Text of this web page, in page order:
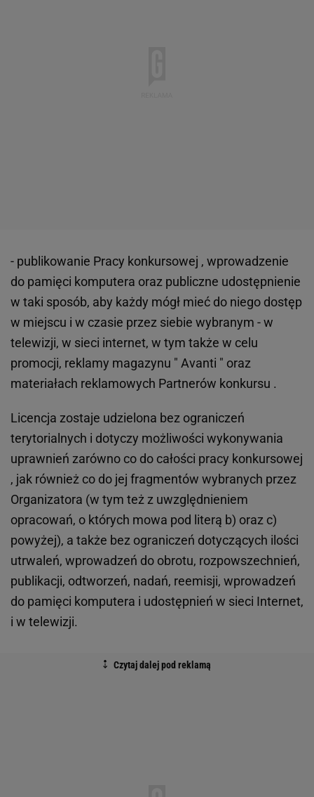
- publikowanie Pracy konkursowej , wprowadzenie
do pamięci komputera oraz publiczne udostępnienie
w taki sposób, aby każdy mógł mieć do niego dostęp
w miejscu i w czasie przez siebie wybranym - w
telewizji, w sieci internet, w tym także w celu
promocji, reklamy magazynu " Avanti " oraz
materiałach reklamowych Partnerów konkursu .
Licencja zostaje udzielona bez ograniczeń
terytorialnych i dotyczy możliwości wykonywania
uprawnień zarówno co do całości pracy konkursowej
, jak również co do jej fragmentów wybranych przez
Organizatora (w tym też z uwzględnieniem
opracowań, o których mowa pod literą b) oraz c)
powyżej), a także bez ograniczeń dotyczących ilości
utrwaleń, wprowadzeń do obrotu, rozpowszechnień,
publikacji, odtworzeń, nadań, reemisji, wprowadzeń
do pamięci komputera i udostępnień w sieci Internet,
i w telewizji.